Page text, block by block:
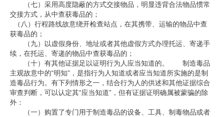
（七）采用高度隐蔽的方式交接物品，明显违背合法物品惯常
交接方式，从中查获毒品的；
（八）行程路线故意绕开检查站点，在其携带、运输的物品中查
获毒品的；
（九）以虚假身份、地址或者其他虚假方式办理托运、寄递手
续，在托运、寄递的物品中查获毒品的；
（十）有其他证据足以证明行为人应当知道的。 制造毒品
主观故意中的“明知” ，是指行为人知道或者应当知道所实施的是制
造毒品行为。有下列情形之一，结合行为人的供述和其他证据综合
审查判断，可以认定其“应当知道” ，但有证据证明确属被蒙骗的除
外：
（一）购置了专门用于制造毒品的设备、工具、制毒物品或者